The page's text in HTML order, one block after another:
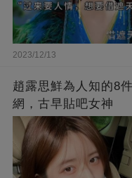
2023/12/13
趙露思鮮為人知的8
網，古早貼吧女神